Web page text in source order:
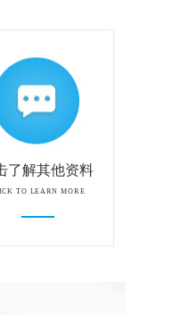
了解其他资料
TO LEARN MORE